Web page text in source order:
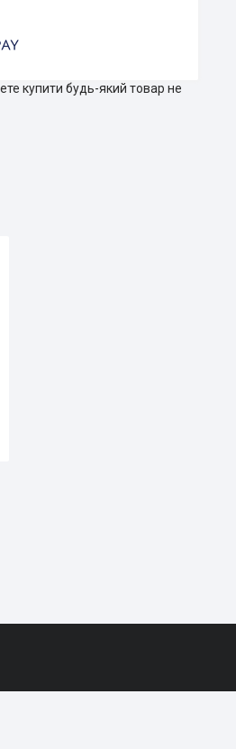
купити будь-який товар не